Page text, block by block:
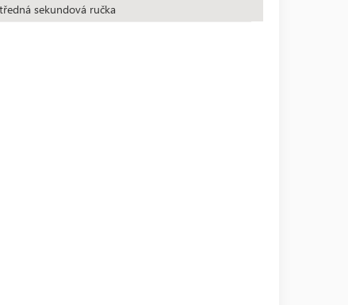
sekundová ručka